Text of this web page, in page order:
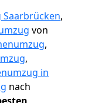
,
von
,
,
in
nach